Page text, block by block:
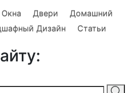
Окна Двери
Домашний
Дизайн Статьи